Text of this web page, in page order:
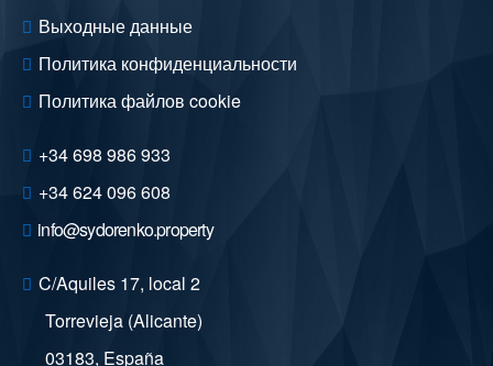
Выходные данные
Политика конфиденциальности
Политика файлов cookie
+34 698 986 933
+34 624 096 608
info@sydorenko.property
C/Aquiles 17, local 2
Torrevieja (Alicante)
03183, España